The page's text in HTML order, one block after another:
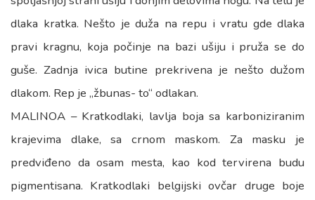
dlaka kratka. Nešto je duža na repu i vratu gde dlaka
pravi kragnu, koja počinje na bazi ušiju i pruža se do
guše. Zadnja ivica butine prekrivena je nešto dužom
dlakom. Rep je „žbunas- to“ odlakan.
MALINOA – Kratkodlaki, lavlja boja sa karboniziranim
krajevima dlake, sa crnom maskom. Za masku je
predviđeno da osam mesta, kao kod tervirena budu
pigmentisana. Kratkodlaki belgijski ovčar druge boje